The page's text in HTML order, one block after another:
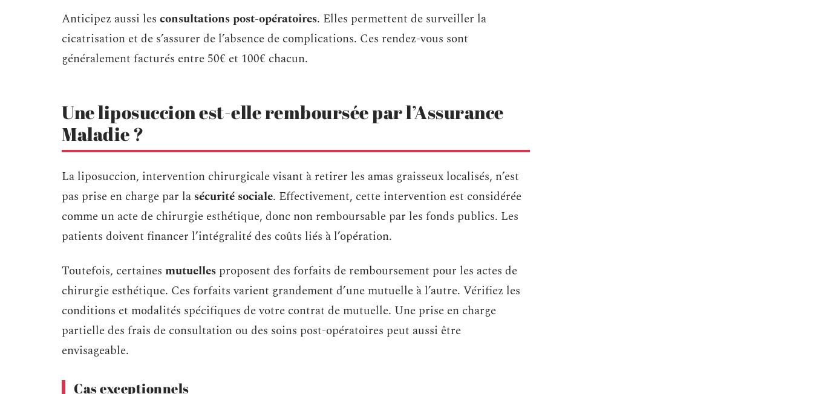
Anticipez aussi les consultations post-opératoires. Elles permettent de surveiller la
cicatrisation et de s’assurer de l’absence de complications. Ces rendez-vous sont
généralement facturés entre 50€ et 100€ chacun.
Une liposuccion est-elle remboursée par l’Assurance
Maladie ?
La liposuccion, intervention chirurgicale visant à retirer les amas graisseux localisés, n’est
pas prise en charge par la sécurité sociale. Effectivement, cette intervention est considérée
comme un acte de chirurgie esthétique, donc non remboursable par les fonds publics. Les
patients doivent financer l’intégralité des coûts liés à l’opération.
Toutefois, certaines mutuelles proposent des forfaits de remboursement pour les actes de
chirurgie esthétique. Ces forfaits varient grandement d’une mutuelle à l’autre. Vérifiez les
conditions et modalités spécifiques de votre contrat de mutuelle. Une prise en charge
partielle des frais de consultation ou des soins post-opératoires peut aussi être
envisageable.
Cas exceptionnels